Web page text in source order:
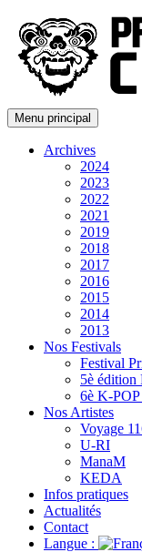
Menu principal
Archives
2024
2023
2022
2021
2019
2018
2017
2016
2015
2014
2013
Nos Festivals
Festival
5è édition
6è K-
Nos Artistes
Voyage
U-RI
ManaM
KEDA
Infos pratiques
Actualités
Contact
Langue :